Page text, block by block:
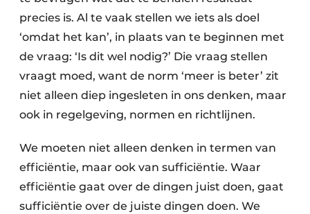
precies is. Al te vaak stellen we iets als doel
‘omdat het kan’, in plaats van te beginnen met
de vraag: ‘Is dit wel nodig?’ Die vraag stellen
vraagt moed, want de norm ‘meer is beter’ zit
niet alleen diep ingesleten in ons denken, maar
ook in regelgeving, normen en richtlijnen.
We moeten niet alleen denken in termen van
efficiëntie, maar ook van sufficiëntie. Waar
efficiëntie gaat over de dingen juist doen, gaat
sufficiëntie over de juiste dingen doen. We